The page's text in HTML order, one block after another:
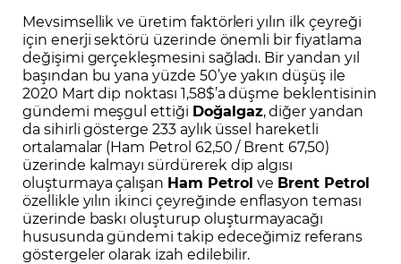
Mevsimsellik ve üretim faktörleri yılın ilk çeyreği
için enerji sektörü üzerinde önemli bir fiyatlama
değişimi gerçekleşmesini sağladı. Bir yandan yıl
başından bu yana yüzde 50’ye yakın düşüş ile
2020 Mart dip noktası 1,58$’a düşme beklentisinin
gündemi meşgul ettiği Doğalgaz, diğer yandan
da sihirli gösterge 233 aylık üssel hareketli
ortalamalar (Ham Petrol 62,50 / Brent 67,50)
üzerinde kalmayı sürdürerek dip algısı
oluşturmaya çalışan Ham Petrol ve Brent Petrol
özellikle yılın ikinci çeyreğinde enflasyon teması
üzerinde baskı oluşturup oluşturmayacağı
hususunda gündemi takip edeceğimiz referans
göstergeler olarak izah edilebilir.